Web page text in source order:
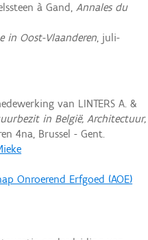
à Gand,Annales du
in Oost-Vlaanderen, juli-
van LINTERS A. &
in België, Architectuur,
4na, Brussel - Gent.
Onroerend Erfgoed (AOE)